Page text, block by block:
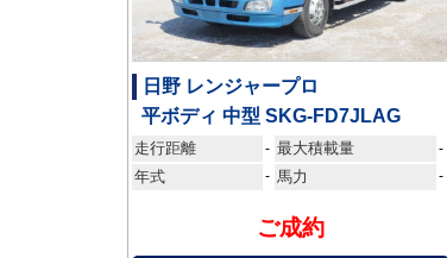
日野 レンジャープロ
平ボディ 中型 SKG-FD7JLAG
走行距離 - 最大積載量 -
年式 - 馬力 -
ご成約